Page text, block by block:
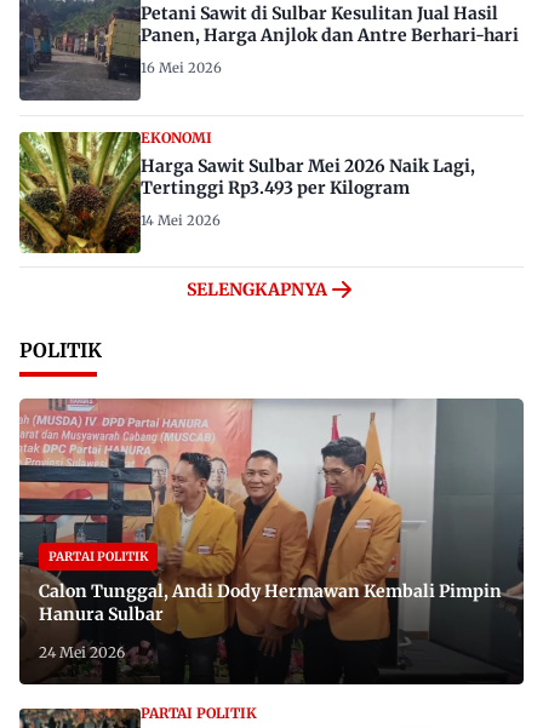
Petani Sawit di Sulbar Kesulitan Jual Hasil
Panen, Harga Anjlok dan Antre Berhari-hari
16 Mei 2026
EKONOMI
Harga Sawit Sulbar Mei 2026 Naik Lagi,
Tertinggi Rp3.493 per Kilogram
14 Mei 2026
SELENGKAPNYA
POLITIK
PARTAI POLITIK
Calon Tunggal, Andi Dody Hermawan Kembali Pimpin
Hanura Sulbar
24 Mei 2026
PARTAI POLITIK